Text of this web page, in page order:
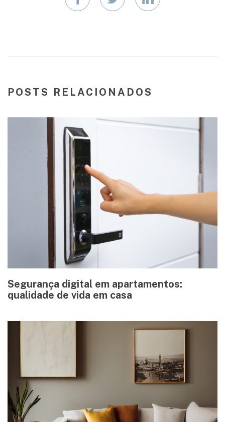
POSTS RELACIONADOS
Segurança digital em apartamentos:
qualidade de vida em casa